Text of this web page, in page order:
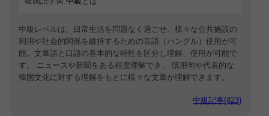
中級レベルは、日常生活を問題なく過ごせ、様々な公共施設の
利用や社会的関係を維持するための言語（ハングル）使用が可
能。文章語と口語の基本的な特性を区分し理解、使用が可能で
す。 ニュースや新聞をある程度理解でき、 慣用句や代表的な
韓国文化に対する理解をもとに様々な文章が理解できます。
中級記事(423)